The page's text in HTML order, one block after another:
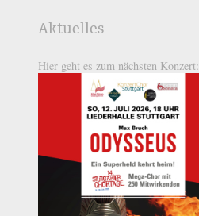
Aktuelles
Hier geht es zum nächsten Konzert: